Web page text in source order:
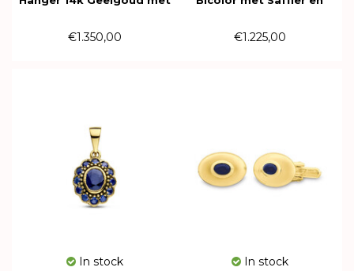
€1.350,00 €1.225,00
In stock In stock